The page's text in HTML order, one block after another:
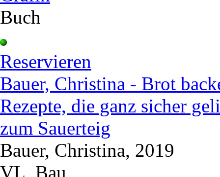
Buch
Reservieren
Bauer, Christina - Brot
Rezepte, die ganz sicher
zum Sauerteig
Bauer, Christina, 2019
VL, Bau